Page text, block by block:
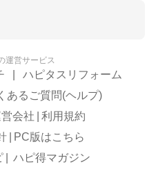
運営サービス
ハピタスリフォーム
あるご質問(ヘルプ)
会社
利用規約
PC版はこちら
ハピ得マガジン